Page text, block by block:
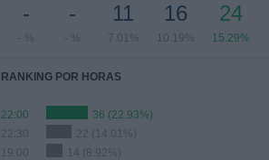
-
- %
-
- %
11
7.01%
16
10.19%
24
15.29%
RANKING POR HORAS
22:00
36 (22.93%)
22:30
22 (14.01%)
19:00
14 (8.92%)